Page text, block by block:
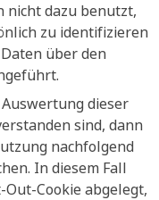
nicht dazu benutzt,
zu identifizieren
über den
dieser
sind, dann
nachfolgend
In diesem Fall
Cookie abgelegt,